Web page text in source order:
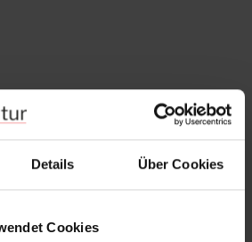
Details Über Cookies
Cookies